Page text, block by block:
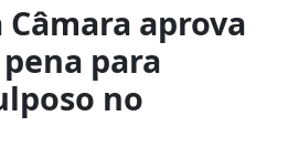
Câmara aprova
para
no